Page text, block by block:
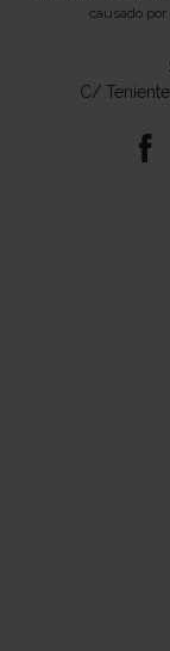
causado
C/